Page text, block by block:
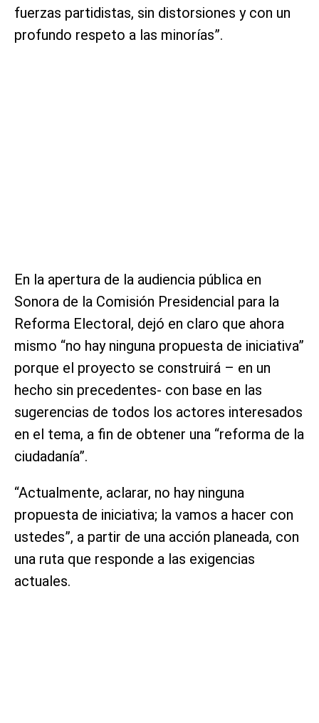
fuerzas partidistas, sin distorsiones y con un
profundo respeto a las minorías”.
En la apertura de la audiencia pública en
Sonora de la Comisión Presidencial para la
Reforma Electoral, dejó en claro que ahora
mismo “no hay ninguna propuesta de iniciativa”
porque el proyecto se construirá – en un
hecho sin precedentes- con base en las
sugerencias de todos los actores interesados
en el tema, a fin de obtener una “reforma de la
ciudadanía”.
“Actualmente, aclarar, no hay ninguna
propuesta de iniciativa; la vamos a hacer con
ustedes”, a partir de una acción planeada, con
una ruta que responde a las exigencias
actuales.